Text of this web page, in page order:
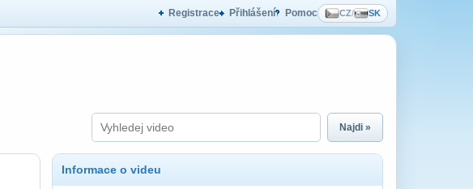
Registrace Přihlášení Pomoc CZ/ SK
Najdi »
Informace o videu